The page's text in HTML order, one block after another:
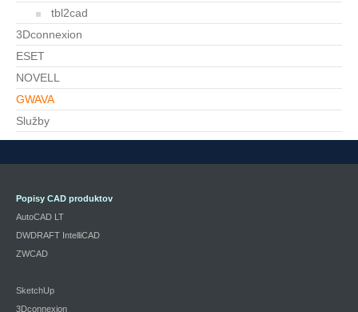
tbl2cad
3Dconnexion
ESET
NOVELL
GWAVA
Služby
Popisy CAD produktov
AutoCAD LT
DWDRAFT IntelliCAD
ZWCAD
SketchUp
3Dconnexion